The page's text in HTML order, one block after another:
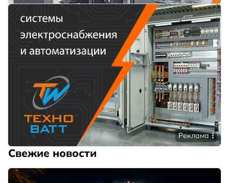
Реклама
Свежие новости